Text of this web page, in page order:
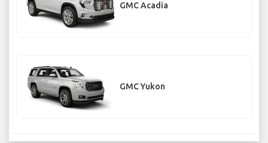
GMC Acadia
GMC Yukon